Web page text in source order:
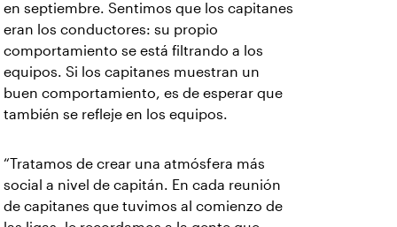
en septiembre. Sentimos que los capitanes
eran los conductores: su propio
comportamiento se está filtrando a los
equipos. Si los capitanes muestran un
buen comportamiento, es de esperar que
también se refleje en los equipos.
“Tratamos de crear una atmósfera más
social a nivel de capitán. En cada reunión
de capitanes que tuvimos al comienzo de